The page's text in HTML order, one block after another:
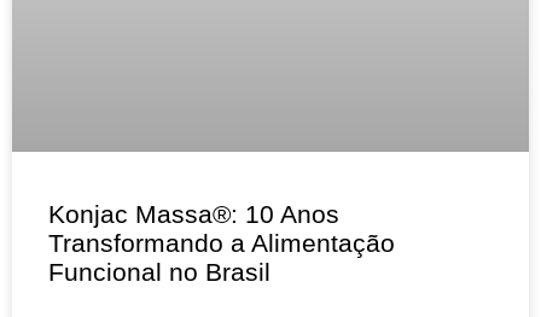
Konjac Massa®: 10 Anos
Transformando a Alimentação
Funcional no Brasil